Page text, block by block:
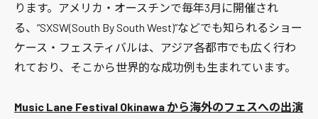
ります。アメリカ・オースチンで毎年3月に開催され
る、“SXSW(South By South West)”などでも知られるショー
ケース・フェスティバルは、アジア各都市でも広く行わ
れており、そこから世界的な成功例も生まれています。
Music Lane Festival Okinawa から海外のフェスへの出演